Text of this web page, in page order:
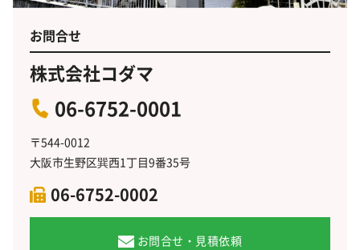
お問合せ
株式会社コダマ
06-6752-0001
〒544-0012
大阪市生野区巽西1丁目9番35号
06-6752-0002
お問合せ・見積依頼